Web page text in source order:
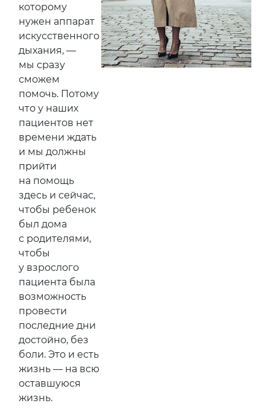
которому
нужен аппарат
искусственного
дыхания, —
мы сразу
сможем
помочь. Потому
что у наших
пациентов нет
времени ждать
и мы должны
прийти
на помощь
здесь и сейчас,
чтобы ребенок
был дома
с родителями,
чтобы
у взрослого
пациента была
возможность
провести
последние дни
достойно, без
боли. Это и есть
жизнь — на всю
оставшуюся
жизнь.